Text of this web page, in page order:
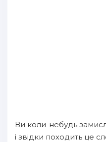
Ви коли-небудь
і звідки походить це